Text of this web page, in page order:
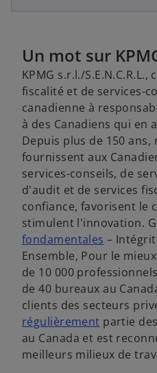
Un mot sur
KPMG s.r.l./
fiscalité et de services-
canadienne à
à des Canadiens qui en
Depuis plus de 150
fournissent aux
services-conseils, de
d'audit et de services
confiance, favorisent le
stimulent l'innovation.
fondamentales s
’
o
u
v
r
e
d
–
Ensemble, Pour le
de 10 000
de 40 bureaux au
clients des secteurs
régulièrements
’
o
partie
au Canada et est
meilleurs milieux de